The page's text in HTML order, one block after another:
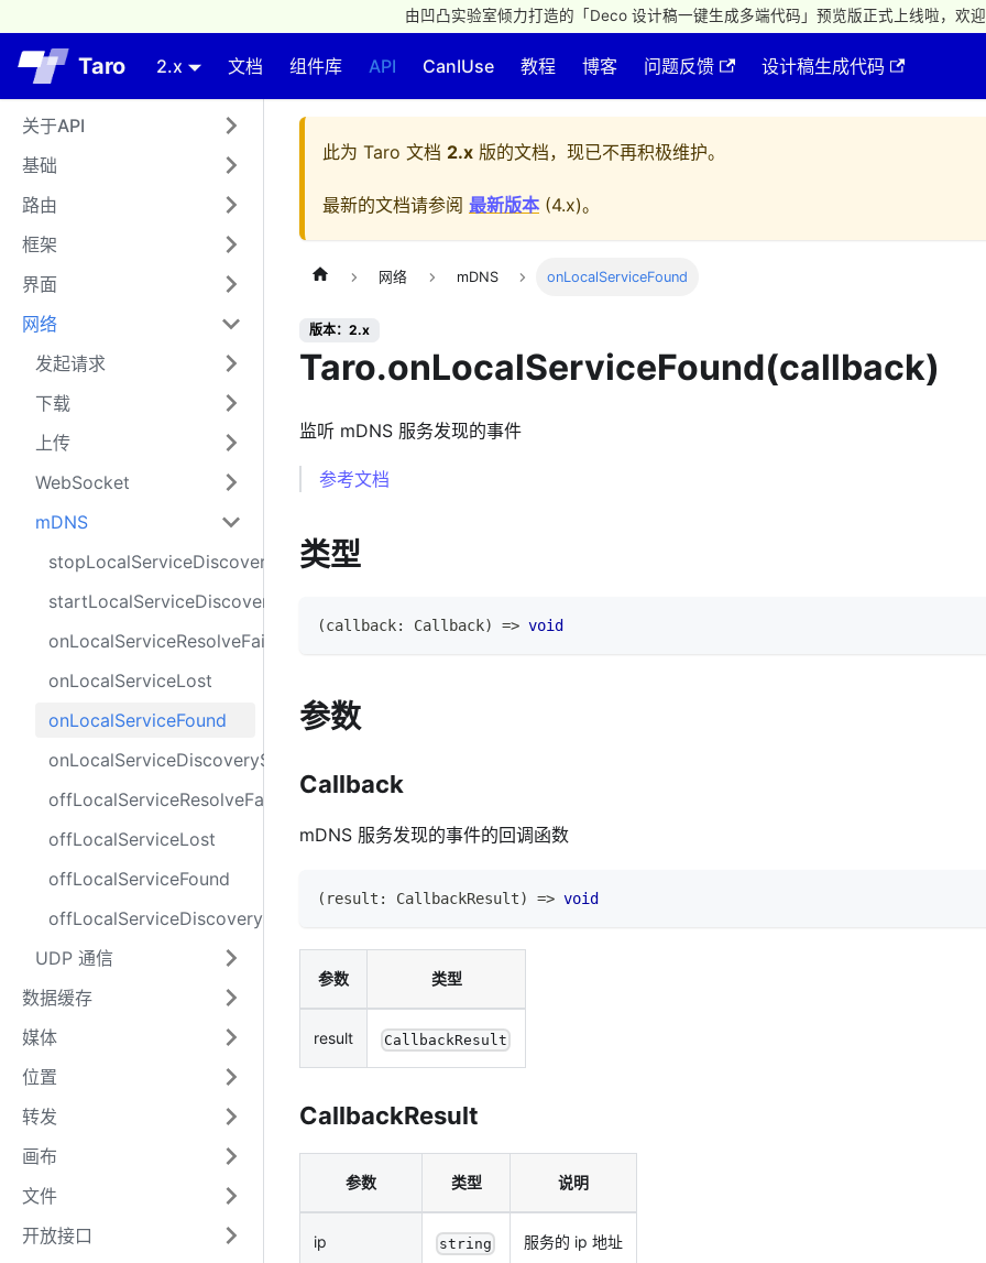
由凹凸实验室倾力打造的「Deco 设计稿一键生成多端代码」预览版正式上线啦，欢迎
Taro 2.x 文档 组件库 API CanIUse 教程 博客 问题反馈 设计稿生成代码
关于API
基础
路由
框架
界面
网络
发起请求
下载
上传
WebSocket
mDNS
stopLocalServiceDiscovery
startLocalServiceDiscovery
onLocalServiceResolveFail
onLocalServiceLost
onLocalServiceFound
onLocalServiceDiscoveryStop
offLocalServiceResolveFail
offLocalServiceLost
offLocalServiceFound
offLocalServiceDiscoveryStop
UDP 通信
数据缓存
媒体
位置
转发
画布
文件
开放接口
此为 Taro 文档 2.x 版的文档，现已不再积极维护。
最新的文档请参阅 最新版本 (4.x)。
网络 mDNS onLocalServiceFound
版本：2.x
Taro.onLocalServiceFound(callback)
监听 mDNS 服务发现的事件
参考文档
类型
(callback: Callback) => void
参数
Callback
mDNS 服务发现的事件的回调函数
( result : CallbackResult) => void
参数 类型
result CallbackResult
CallbackResult
参数 类型 说明
ip string 服务的 ip 地址